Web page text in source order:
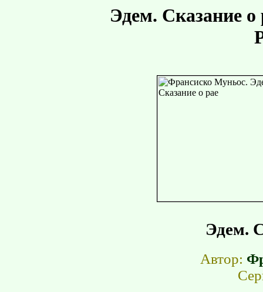
Эдем. Сказание
Эдем.
Автор: